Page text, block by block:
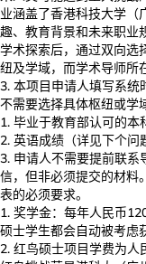
业涵盖了香港科技大学（
趣、教育背景和未来职业
学术探索后，通过双向选
纽及学域，而学术导师所
本项目申请人填写系统
不需要选择具体枢纽或学
毕业于教育部认可的本
英语成绩（详见下个问
申请人不需要提前联系
信，但非必须提交的材料
表的必须要求。
奖学金：每年人民币
硕士学生都会自动被考虑
红鸟硕士项目学费为人